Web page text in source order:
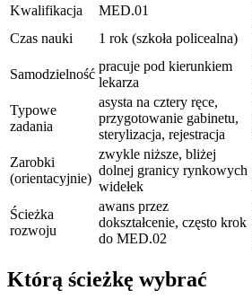
Kwalifikacja
MED.01
Czas nauki
1 rok (szkoła policealna)
Samodzielność
pracuje pod kierunkiem
lekarza
Typowe
zadania
asysta na cztery ręce,
przygotowanie gabinetu,
sterylizacja, rejestracja
Zarobki
(orientacyjnie)
zwykle niższe, bliżej
dolnej granicy rynkowych
widełek
Ścieżka
rozwoju
awans przez
dokształcenie, często krok
do MED.02
Którą ścieżkę wybrać